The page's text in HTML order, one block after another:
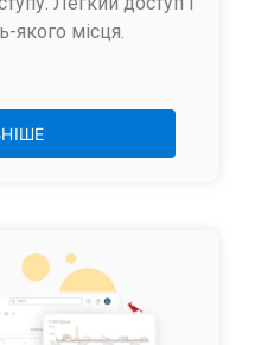
якого місця.